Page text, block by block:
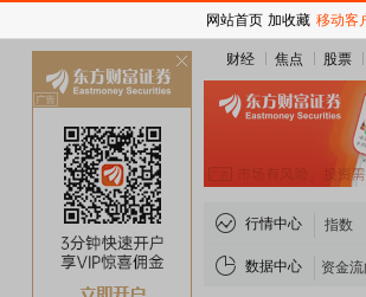
财经 焦点 股票
行情中心 指数
数据中心 资金流
网站首页 加收藏 移动客
关